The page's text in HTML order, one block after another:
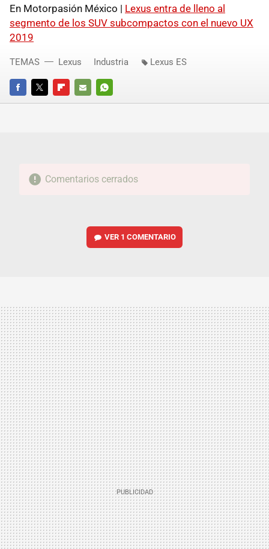
En Motorpasión México | Lexus entra de lleno al
segmento de los SUV subcompactos con el nuevo UX
2019
FACEBOOKTWITTERFLIPBOARD
E-
WHATSAPP
TEMAS Lexus Industria Lexus ES
Comentarios cerrados
VER 1 COMENTARIO